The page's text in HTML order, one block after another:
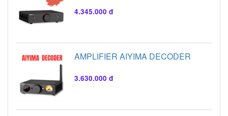
4.345.000 đ
AMPLIFIER AIYIMA DECODER
3.630.000 đ